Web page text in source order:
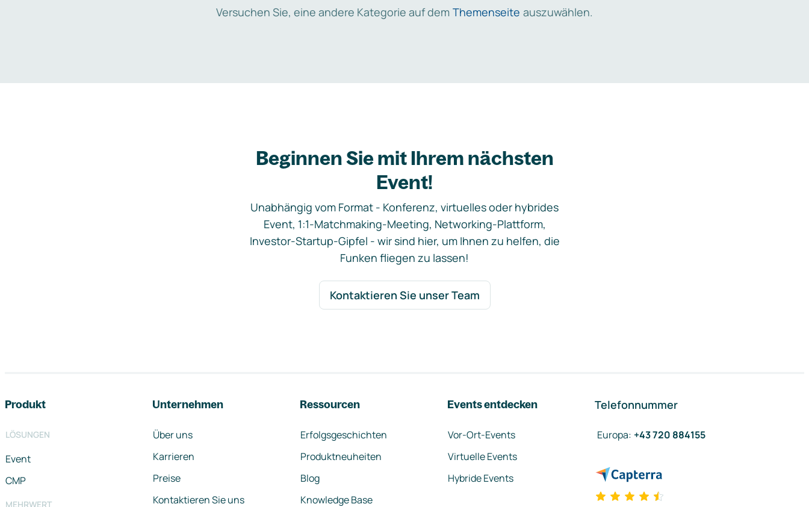
Versuchen Sie, eine andere Kategorie auf dem Themenseite auszuwählen.
Beginnen Sie mit Ihrem nächsten
Event!
Unabhängig vom Format - Konferenz, virtuelles oder hybrides
Event, 1:1-Matchmaking-Meeting, Networking-Plattform,
Investor-Startup-Gipfel - wir sind hier, um Ihnen zu helfen, die
Funken fliegen zu lassen!
Kontaktieren Sie unser Team
Produkt
LÖSUNGEN
Event
CMP
MEHRWERT
Unternehmen
Über uns
Karrieren
Preise
Kontaktieren Sie uns
Ressourcen
Erfolgsgeschichten
Produktneuheiten
Blog
Knowledge Base
Events entdecken
Vor-Ort-Events
Virtuelle Events
Hybride Events
Telefonnummer
Europa: +43 720 884155